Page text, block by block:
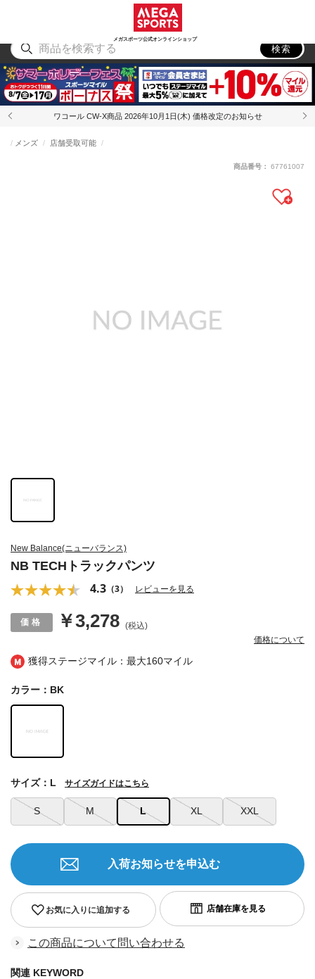
メガスポーツ公式オンラインショップ
アウトドア
検索
ワコール CW-X商品 2026年10月1日(木) 価格改定のお知らせ
獲得ステージマイル：最大160マイル
New Balance(ニューバランス)
NB TECHトラックパンツ
4.3 （3） レビューを見る
メンズ 店舗受取可能
￥3,278 (税込)
価格について
商品番号： 67761007
カラー：BK
S M L XL XXL
サイズ：L サイズガイドはこちら
お気に入りに追加する
入荷お知らせを申込む
この商品について問い合わせる
関連 KEYWORD